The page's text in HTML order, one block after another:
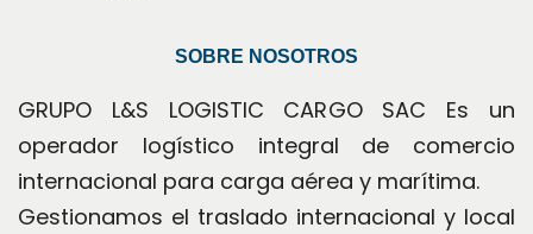
SOBRE NOSOTROS
GRUPO L&S LOGISTIC CARGO SAC Es un
operador logístico integral de comercio
internacional para carga aérea y marítima.
Gestionamos el traslado internacional y local